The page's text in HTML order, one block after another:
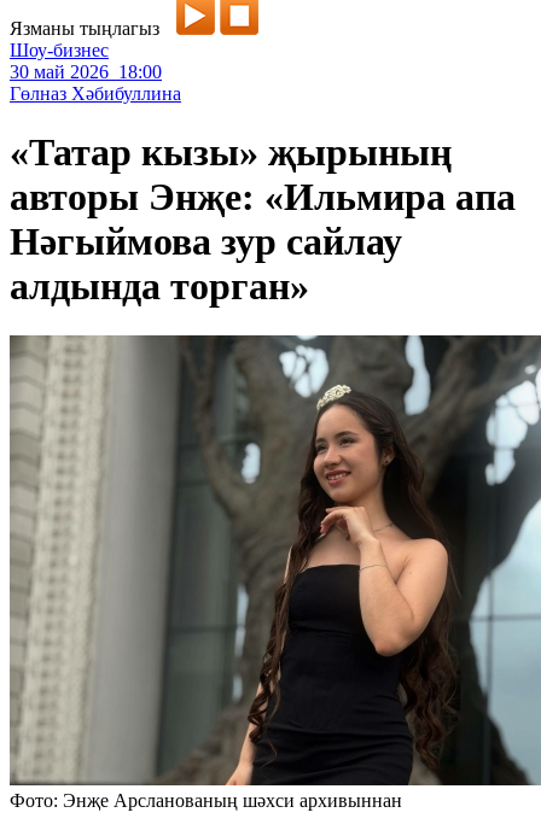
Язманы тыңлагыз
Шоу-бизнес
30 май 2026 18:00
Гөлназ Хәбибуллина
«Татар кызы» җырының
авторы Энҗе: «Ильмира апа
Нәгыймова зур сайлау
алдында торган»
Фото: Энҗе Арсланованың шәхси архивыннан